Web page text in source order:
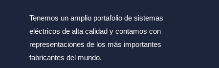
Tenemos un amplio portafolio de sistemas
eléctricos de alta calidad y contamos con
representaciones de los más importantes
fabricantes del mundo.